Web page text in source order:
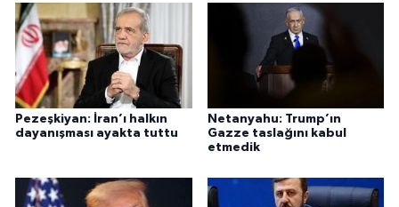
Pezeşkiyan: İran’ı halkın
dayanışması ayakta tuttu
Netanyahu: Trump’ın
Gazze taslağını kabul
etmedik